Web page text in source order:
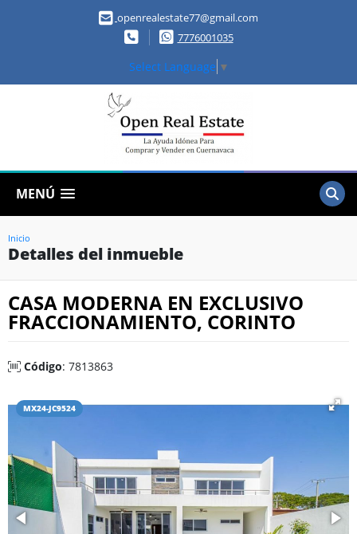
openrealestate77@gmail.com
7776001035
Select Language ▼
MENÚ
Inicio
Detalles del inmueble
CASA MODERNA EN EXCLUSIVO
FRACCIONAMIENTO, CORINTO
Código: 7813863
MX24-JC9524